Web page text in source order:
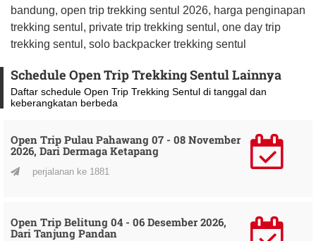
bandung, open trip trekking sentul 2026, harga penginapan
trekking sentul, private trip trekking sentul, one day trip
trekking sentul, solo backpacker trekking sentul
Schedule Open Trip Trekking Sentul Lainnya
Daftar schedule Open Trip Trekking Sentul di tanggal dan
keberangkatan berbeda
Open Trip Pulau Pahawang 07 - 08 November
2026, Dari Dermaga Ketapang
perjalanan ke 1881
Open Trip Belitung 04 - 06 Desember 2026,
Dari Tanjung Pandan